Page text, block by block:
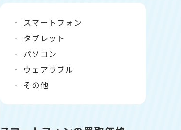
スマートフォン
タブレット
パソコン
ウェアラブル
その他